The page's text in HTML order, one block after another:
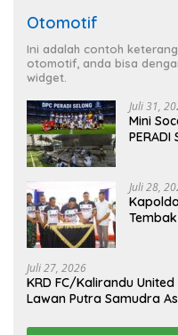
Otomotif
Ini adalah contoh
otomotif, anda bisa
widget.
Juli 31,
Mini
Juli 28,
Juli 27, 2026
KRD FC/Kalirandu
Lawan Putra Samudra